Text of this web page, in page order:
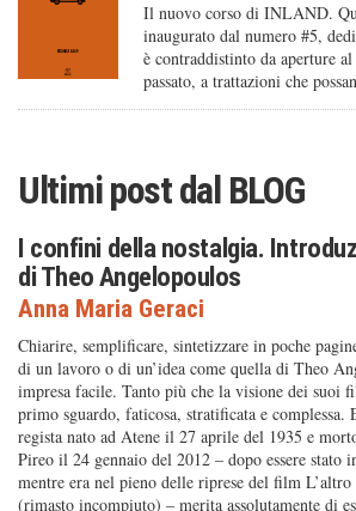
Il nuovo corso di INLAND.
inaugurato dal numero #5,
è contraddistinto da aperture
passato, a trattazioni che
Ultimi post dal BLOG
I confini della nostalgia.
di Theo Angelopoulos
Anna Maria Geraci
Chiarire, semplificare, sintetizzare in poche
di un lavoro o di un’idea come quella di Theo
impresa facile. Tanto più che la visione dei suoi
primo sguardo, faticosa, stratificata e
regista nato ad Atene il 27 aprile del 1935 e
Pireo il 24 gennaio del 2012 – dopo essere stato
mentre era nel pieno delle riprese del film
(rimasto incompiuto) – merita assolutamente di